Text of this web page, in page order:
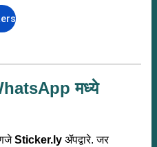
मध्ये
Sticker.ly ॲपद्वारे. जर